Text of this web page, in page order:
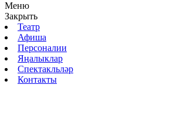
Меню
Закрыть
Театр
Афиша
Персоналии
Яңалыклар
Спектакльләр
Контакты